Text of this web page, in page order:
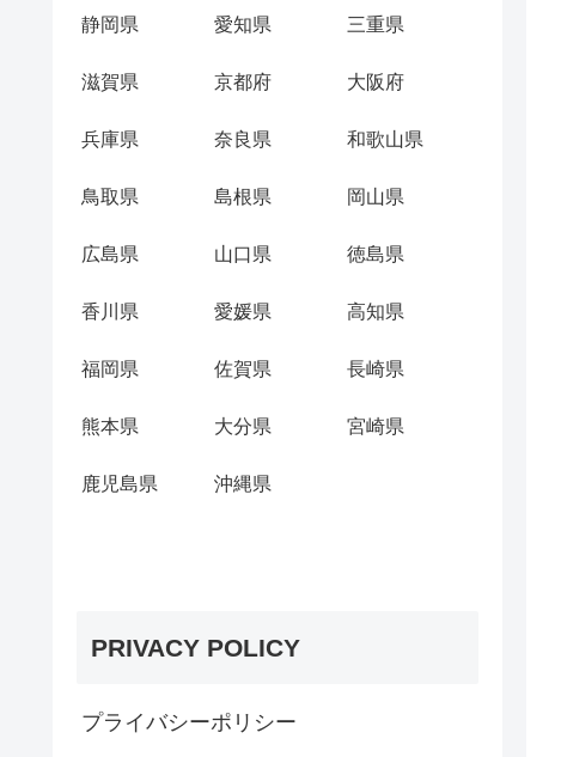
静岡県 愛知県 三重県
滋賀県 京都府 大阪府
兵庫県 奈良県 和歌山県
鳥取県 島根県 岡山県
広島県 山口県 徳島県
香川県 愛媛県 高知県
福岡県 佐賀県 長崎県
熊本県 大分県 宮崎県
鹿児島県 沖縄県
PRIVACY POLICY
プライバシーポリシー